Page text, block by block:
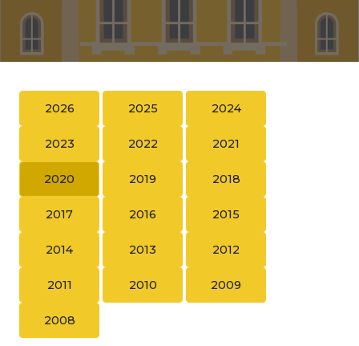
2026 2025 2024
2023 2022 2021
2020 2019 2018
2017 2016 2015
2014 2013 2012
2011 2010 2009
2008